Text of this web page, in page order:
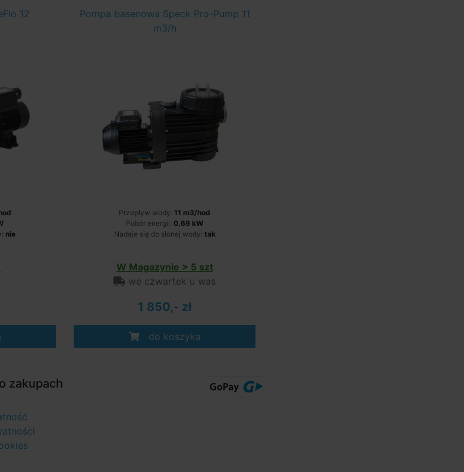
12
nie
Pompa basenowa Speck Pro-Pump 11
m3/h
Przepływ wody: 11 m3/hod
Pobór energii: 0,69 kW
Nadaje się do słonej wody: tak
W Magazynie > 5 szt
we czwartek u was
1 850,- zł
do koszyka
zakupach